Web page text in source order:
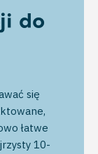
do
się
łatwe
10-